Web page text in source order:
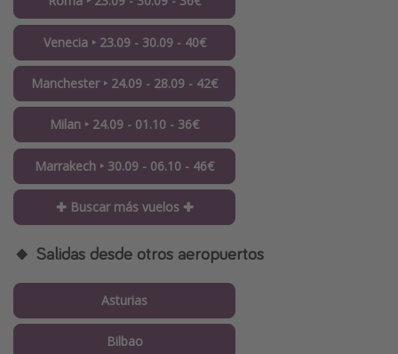
Venecia ‣ 23.09 - 30.09 - 40€
Manchester ‣ 24.09 - 28.09 - 42€
Milan ‣ 24.09 - 01.10 - 36€
Marrakech ‣ 30.09 - 06.10 - 46€
✚ Buscar más vuelos ✚
🔸 Salidas desde otros aeropuertos
Asturias
Bilbao